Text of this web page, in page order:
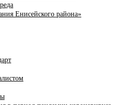
Енисейского района»